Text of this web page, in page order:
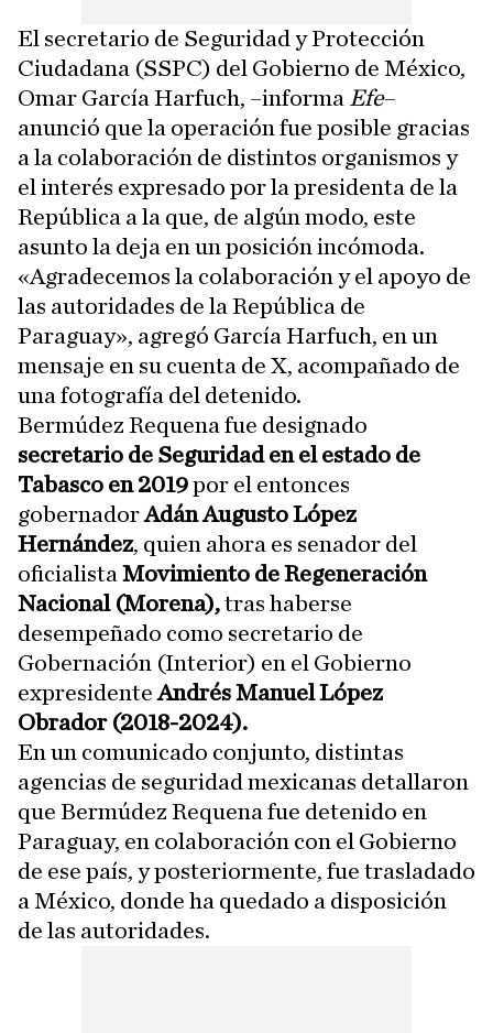
El secretario de Seguridad y Protección
Ciudadana (SSPC) del Gobierno de México,
Omar García Harfuch, –informa Efe–
anunció que la operación fue posible gracias
a la colaboración de distintos organismos y
el interés expresado por la presidenta de la
República a la que, de algún modo, este
asunto la deja en un posición incómoda.
«Agradecemos la colaboración y el apoyo de
las autoridades de la República de
Paraguay», agregó García Harfuch, en un
mensaje en su cuenta de X, acompañado de
una fotografía del detenido.
Bermúdez Requena fue designado
secretario de Seguridad en el estado de
Tabasco en 2019por el entonces
gobernadorAdán Augusto López
Hernández, quien ahora es senador del
oficialista Movimiento de Regeneración
Nacional (Morena),tras haberse
desempeñado como secretario de
Gobernación (Interior) en el Gobierno
expresidenteAndrés Manuel López
Obrador (2018-2024).
En un comunicado conjunto, distintas
agencias de seguridad mexicanas detallaron
que Bermúdez Requena fue detenido en
Paraguay, en colaboración con el Gobierno
de ese país, y posteriormente, fue trasladado
a México, donde ha quedado a disposición
de las autoridades.